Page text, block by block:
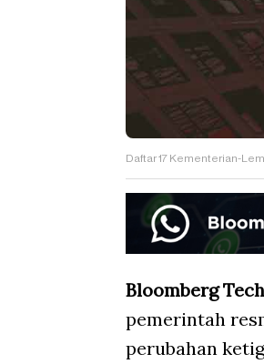
Daftar 17 Kementerian-
Bloomberg
pemerintah
perubahan